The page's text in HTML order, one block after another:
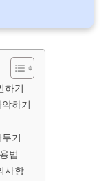
하기
하기
기
법
사항